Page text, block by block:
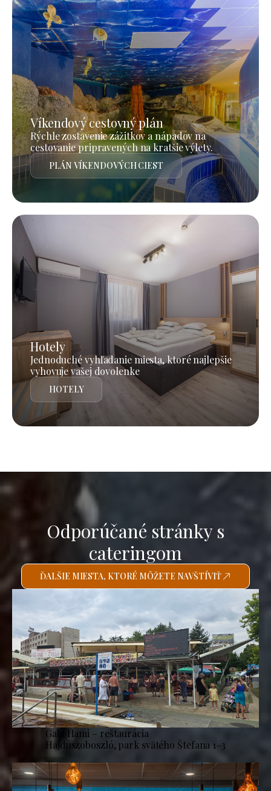
Víkendový cestovný plán
Rýchle zostavenie zážitkov a nápadov na
cestovanie pripravených na kratšie výlety.
PLÁN VÍKENDOVÝCH CIEST
Hotely
Jednoduché vyhľadanie miesta, ktoré najlepšie
vyhovuje vašej dovolenke
HOTELY
Odporúčané stránky s
cateringom
ĎALŠIE MIESTA, KTORÉ MÔŽETE NAVŠTÍVIŤ
Gabi Hami – reštaurácia
Hajdúszoboszló, park svätého Štefana 1–3